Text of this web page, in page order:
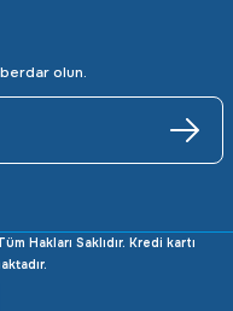
olun.
Hakları Saklıdır. Kredi kartı